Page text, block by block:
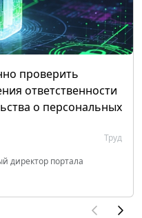
проверить
ответственности
о персональных
Труд
директор портала